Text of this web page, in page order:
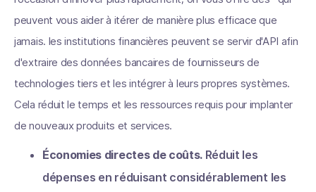
peuvent vous aider à itérer de manière plus efficace que
jamais. les institutions financières peuvent se servir d'API afin
d'extraire des données bancaires de fournisseurs de
technologies tiers et les intégrer à leurs propres systèmes.
Cela réduit le temps et les ressources requis pour implanter
de nouveaux produits et services.
Économies directes de coûts. Réduit les
dépenses en réduisant considérablement les